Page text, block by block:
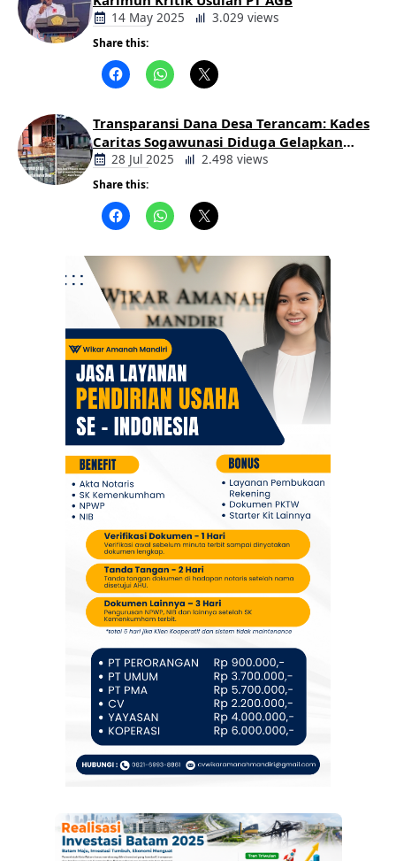
14 May 2025 3.029 views
Share this:
Transparansi Dana Desa Terancam: Kades
Caritas Sogawunasi Diduga Gelapkan
Bantuan untuk Warga
28 Jul 2025 2.498 views
Share this: